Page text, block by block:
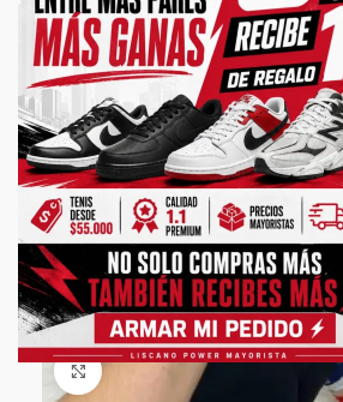
Click to enlarge